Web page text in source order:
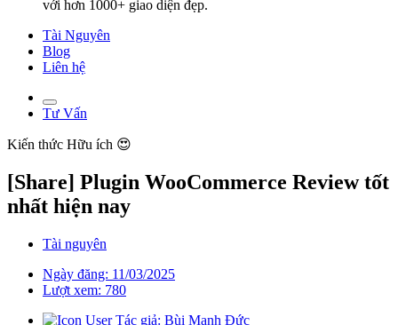
với hơn 1000+ giao diện đẹp.
Tài Nguyên
Blog
Liên hệ
Tư Vấn
Kiến thức Hữu ích 😍
[Share] Plugin WooCommerce Review tốt
nhất hiện nay
Tài nguyên
Ngày đăng: 11/03/2025
Lượt xem: 780
Tác giả: Bùi Mạnh Đức